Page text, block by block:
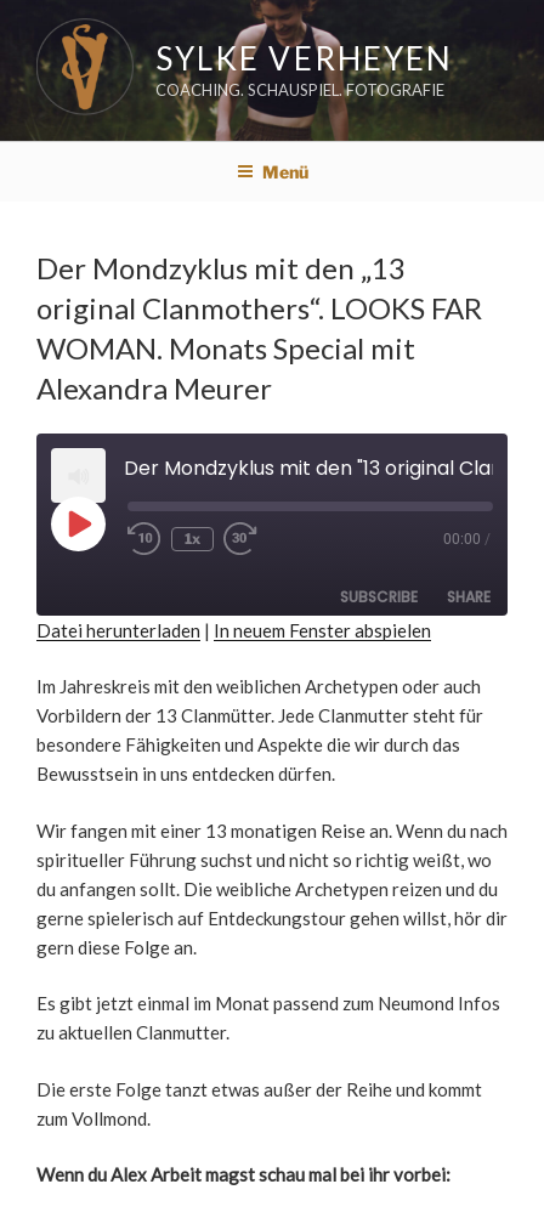
Inhalt
springen
SYLKE VERHEYEN
COACHING. SCHAUSPIEL. FOTOGRAFIE
Menü
Der Mondzyklus mit den „13
original Clanmothers“. LOOKS FAR
WOMAN. Monats Special mit
Alexandra Meurer
Play
Episode
Rewind
1x 00:00 /
SUBSCRIBE SHARE
RSS FEED
LINK
EMBED
Datei herunterladen | In neuem Fenster abspielen
Im Jahreskreis mit den weiblichen Archetypen oder auch
Vorbildern der 13 Clanmütter. Jede Clanmutter steht für
besondere Fähigkeiten und Aspekte die wir durch das
Bewusstsein in uns entdecken dürfen.
Wir fangen mit einer 13 monatigen Reise an. Wenn du nach
spiritueller Führung suchst und nicht so richtig weißt, wo
du anfangen sollt. Die weibliche Archetypen reizen und du
gerne spielerisch auf Entdeckungstour gehen willst, hör dir
gern diese Folge an.
Es gibt jetzt einmal im Monat passend zum Neumond Infos
zu aktuellen Clanmutter.
Die erste Folge tanzt etwas außer der Reihe und kommt
zum Vollmond.
Wenn du Alex Arbeit magst schau mal bei ihr vorbei: